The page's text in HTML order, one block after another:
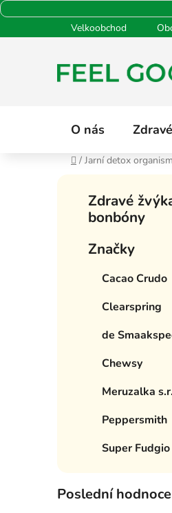
na
Velkoobchod
O nás
Domů
/ Jarní detox
Přeskočit
kategorie
Zdravé
bonbóny
Značky
Cacao Crudo
Clearspring
de
Chewsy
Meruzalka
Peppersmith
Super Fudgio
Poslední